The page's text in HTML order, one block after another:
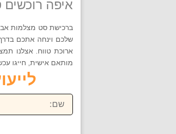
איפה
ברכישת סט מצלמות
שלכם וינחה אתכם
ארוכת טווח. אצלנו
מותאם אישית, חייגו עכשיו: 072-256-9079 או השאירו את פרטיכם. כי הבטיחות שלכם, היא
לייעוץ
שם: